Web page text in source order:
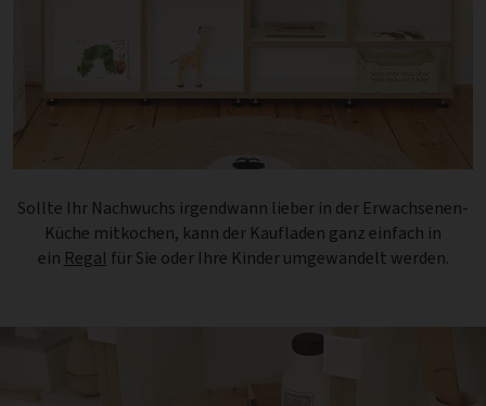
Sollte Ihr Nachwuchs irgendwann lieber in der Erwachsenen-
Küche mitkochen, kann der Kaufladen ganz einfach in
ein Regal für Sie oder Ihre Kinder umgewandelt werden.